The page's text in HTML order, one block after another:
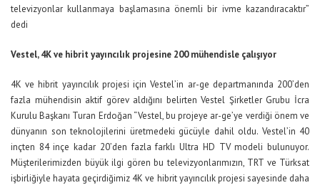
televizyonlar kullanmaya başlamasına önemli bir ivme kazandıracaktır”
dedi
Vestel, 4K ve hibrit yayıncılık projesine 200 mühendisle çalışıyor
4K ve hibrit yayıncılık projesi için Vestel’in ar-ge departmanında 200’den
fazla mühendisin aktif görev aldığını belirten Vestel Şirketler Grubu İcra
Kurulu Başkanı Turan Erdoğan “Vestel, bu projeye ar-ge’ye verdiği önem ve
dünyanın son teknolojilerini üretmedeki gücüyle dahil oldu. Vestel’in 40
inçten 84 inçe kadar 20’den fazla farklı Ultra HD TV modeli bulunuyor.
Müşterilerimizden büyük ilgi gören bu televizyonlarımızın, TRT ve Türksat
işbirliğiyle hayata geçirdiğimiz 4K ve hibrit yayıncılık projesi sayesinde daha